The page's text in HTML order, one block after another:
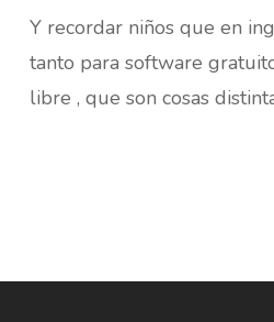
Y recordar niños que en
tanto para software
libre , que son cosas